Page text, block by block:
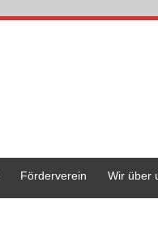
Förderverein Wir über